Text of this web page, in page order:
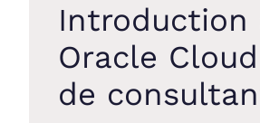
Introduction
Oracle
de